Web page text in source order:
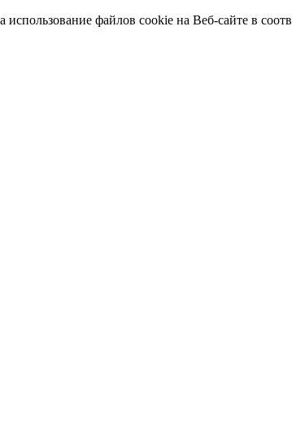
файлов cookie на Веб-сайте в